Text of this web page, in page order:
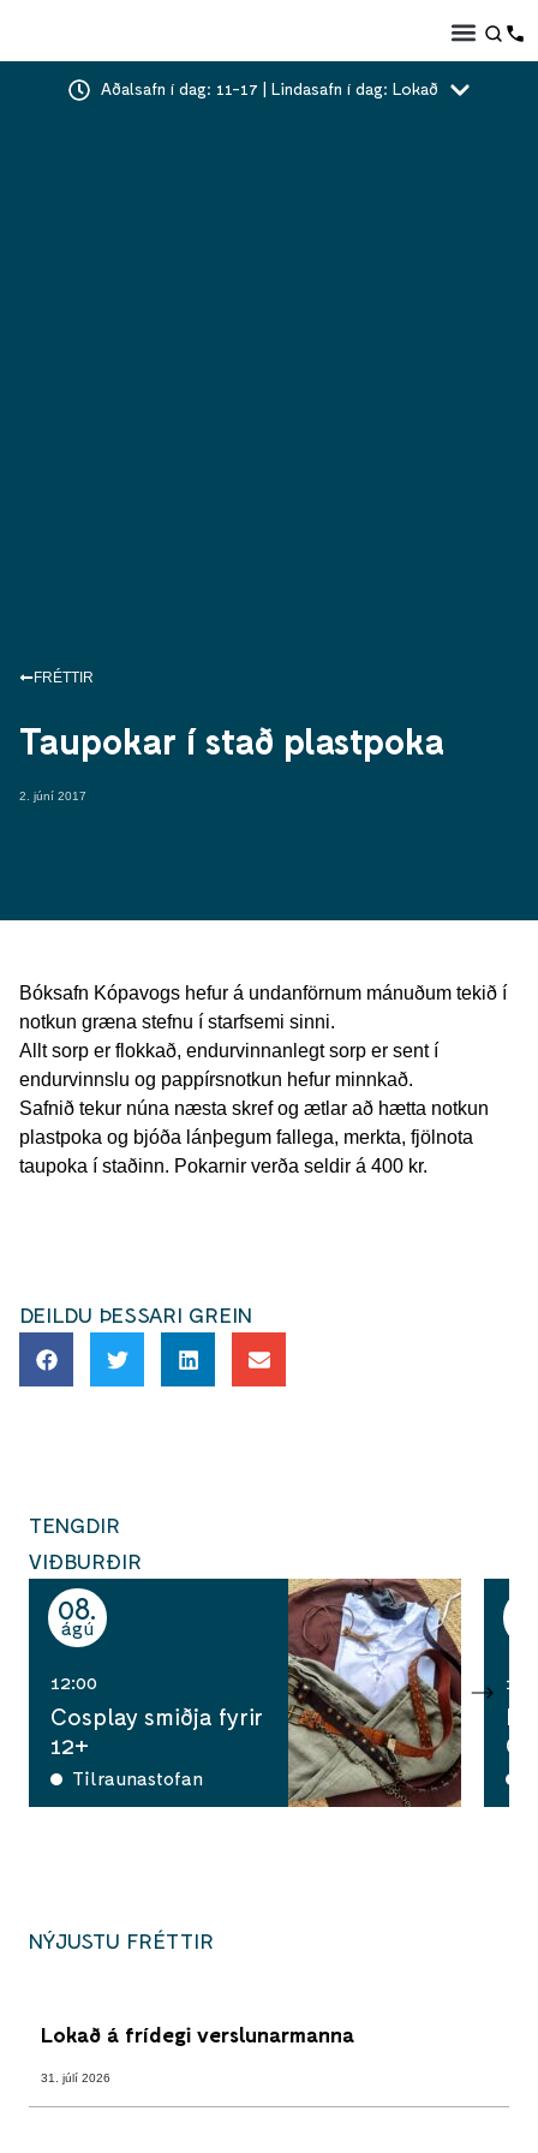
Aðalsafn í dag: 11-17 | Lindasafn í dag: Lokað
FRÉTTIR
Taupokar í stað plastpoka
2. júní 2017
Bóksafn Kópavogs hefur á undanförnum mánuðum tekið í
notkun græna stefnu í starfsemi sinni.
Allt sorp er flokkað, endurvinnanlegt sorp er sent í
endurvinnslu og pappírsnotkun hefur minnkað.
Safnið tekur núna næsta skref og ætlar að hætta notkun
plastpoka og bjóða lánþegum fallega, merkta, fjölnota
taupoka í staðinn. Pokarnir verða seldir á 400 kr.
DEILDU ÞESSARI GREIN
TENGDIR
VIÐBURÐIR
08
ágú
12:00
Cosplay smiðja fyrir
12+
Tilraunastofan
NÝJUSTU FRÉTTIR
Lokað á frídegi verslunarmanna
31. júlí 2026